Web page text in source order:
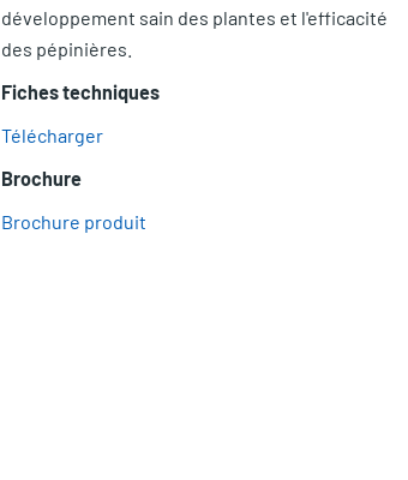
développement sain des plantes et l'efficacité
des pépinières.
Fiches techniques
Télécharger
Brochure
Brochure produit